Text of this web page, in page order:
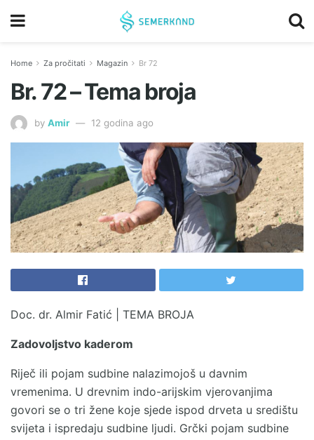
Home Za pročitati Magazin Br 72
Br. 72 – Tema broja
by Amir 12 godina ago
Doc. dr. Almir Fatić | TEMA BROJA
Zadovoljstvo kaderom
Riječ ili pojam sudbine nalazimojoš u davnim
vremenima. U drevnim indo-arijskim vjerovanjima
govori se o tri žene koje sjede ispod drveta u središtu
svijeta i ispredaju sudbine ljudi. Grčki pojam sudbine